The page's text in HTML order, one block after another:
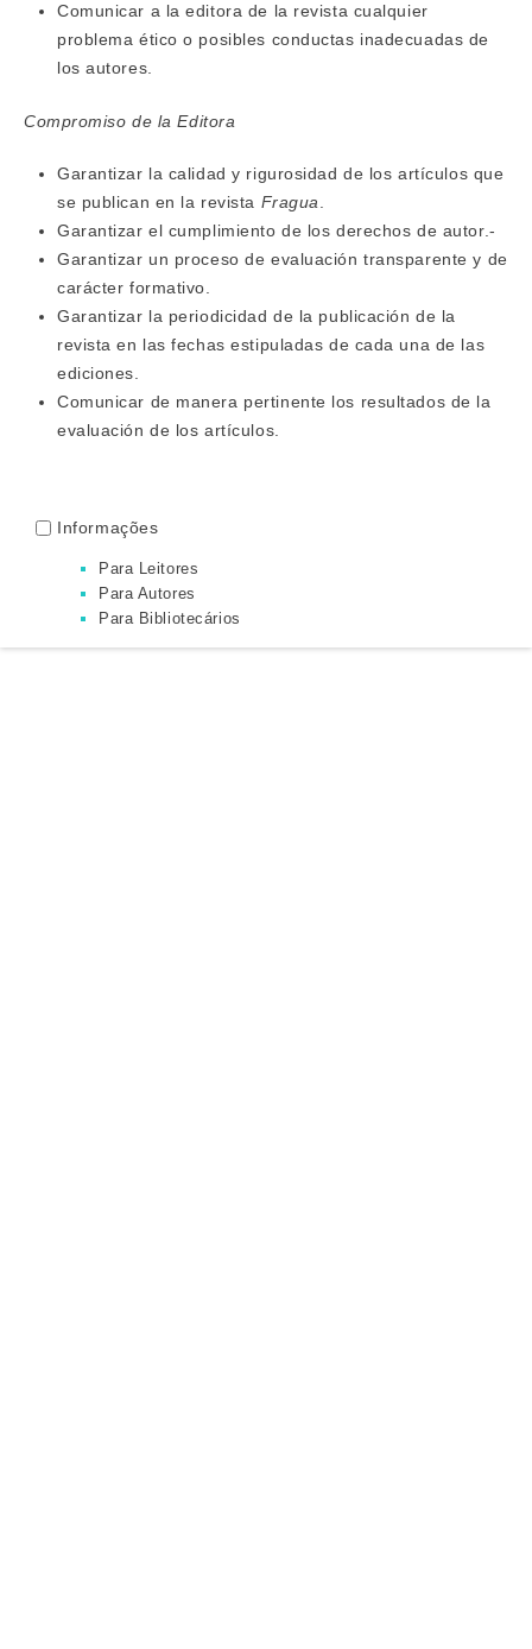
Comunicar a la editora de la revista cualquier
problema ético o posibles conductas inadecuadas de
los autores.
Compromiso de la Editora
Garantizar la calidad y rigurosidad de los artículos que
se publican en la revista Fragua
Garantizar el cumplimiento de los derechos de autor.-
Garantizar un proceso de evaluación transparente y de
carácter formativo.
Garantizar la periodicidad de la publicación de la
revista en las fechas estipuladas de cada una de las
ediciones.
Comunicar de manera pertinente los resultados de la
evaluación de los artículos.
Informações
Para Leitores
Para Autores
Para Bibliotecários